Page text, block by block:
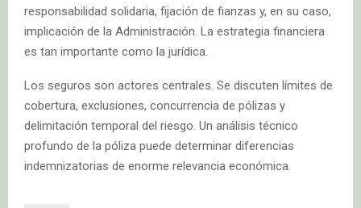
responsabilidad solidaria, fijación de fianzas y, en su caso,
implicación de la Administración. La estrategia financiera
es tan importante como la jurídica.
Los seguros son actores centrales. Se discuten límites de
cobertura, exclusiones, concurrencia de pólizas y
delimitación temporal del riesgo. Un análisis técnico
profundo de la póliza puede determinar diferencias
indemnizatorias de enorme relevancia económica.